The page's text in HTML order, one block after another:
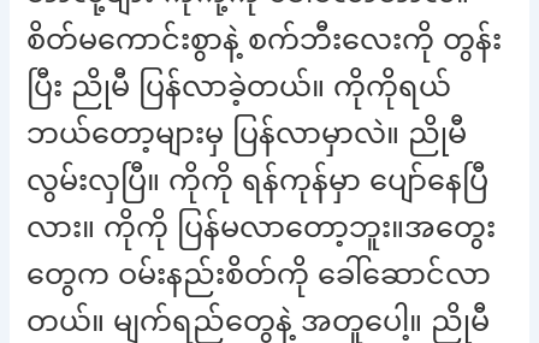
စိတ်မကောင်းစွာနဲ့ စက်ဘီးလေးကို တွန်း
ပြီး ညိုမီ ပြန်လာခဲ့တယ်။ ကိုကိုရယ်
ဘယ်တော့များမှ ပြန်လာမှာလဲ။ ညိုမီ
လွမ်းလှပြီ။ ကိုကို ရန်ကုန်မှာ ပျော်နေပြီ
လား။ ကိုကို ပြန်မလာတော့ဘူး။အတွေး
တွေက ဝမ်းနည်းစိတ်ကို ခေါ်ဆောင်လာ
တယ်။ မျက်ရည်တွေနဲ့ အတူပေါ့။ ညိုမီ